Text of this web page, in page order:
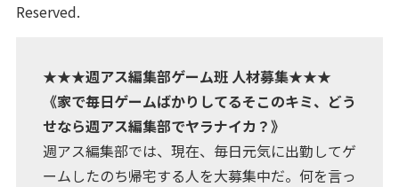
Reserved.
★★★週アス編集部ゲーム班 人材募集★★★
《家で毎日ゲームばかりしてるそこのキミ、どう
せなら週アス編集部でヤラナイカ？》
週アス編集部では、現在、毎日元気に出勤してゲ
ームしたのち帰宅する人を大募集中だ。何を言っ